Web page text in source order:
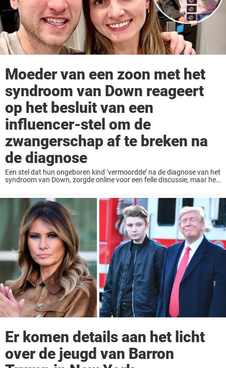
Moeder van een zoon met het
syndroom van Down reageert
op het besluit van een
influencer-stel om de
zwangerschap af te breken na
de diagnose
Een stel dat hun ongeboren kind ‘vermoordde’ na de diagnose van het
syndroom van Down, zorgde online voor een felle discussie, maar het
Er komen details aan het licht
over de jeugd van Barron